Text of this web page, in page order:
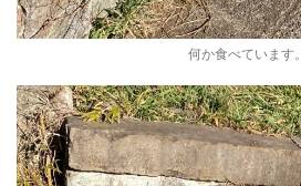
何か食べています。